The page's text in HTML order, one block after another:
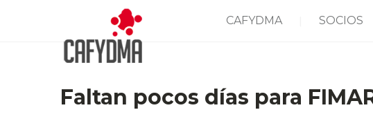
CAFYDMA SOCIOS
Faltan pocos días para